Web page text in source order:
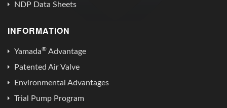
NDP Data Sheets
INFORMATION
Yamada® Advantage
Patented Air Valve
Environmental Advantages
Trial Pump Program